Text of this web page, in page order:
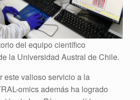
del equipo científico
la Universidad Austral de Chile.
este valioso servicio a la
omics además ha logrado